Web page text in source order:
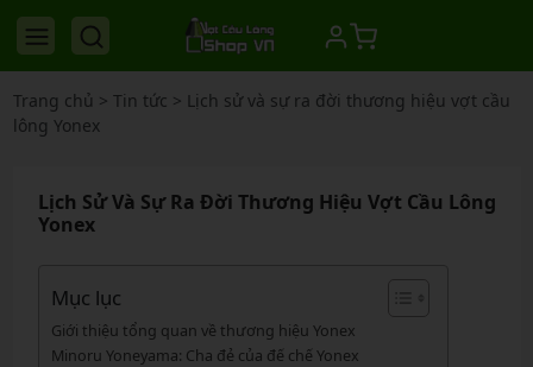
Trang chủ > Tin tức > Lịch sử và sự ra đời thương hiệu vợt cầu
lông Yonex
Lịch Sử Và Sự Ra Đời Thương Hiệu Vợt Cầu Lông
Yonex
Mục lục
Giới thiệu tổng quan về thương hiệu Yonex
Minoru Yoneyama: Cha đẻ của đế chế Yonex